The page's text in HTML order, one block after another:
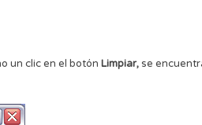
un clic en el botón Limpiar,se